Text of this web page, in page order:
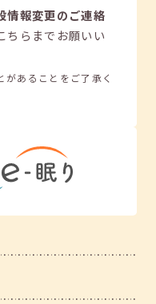
情報変更のご連絡
ちらまでお願いい
があることをご了承く